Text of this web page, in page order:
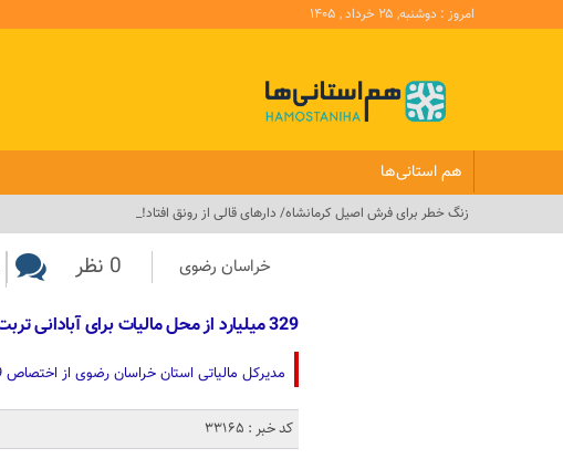
امروز : دوشنبه, ۲۵ خرداد , ۱۴۰۵
هم استانی‌ها
زنگ خطر برای فرش اصیل کرمانشاه/ ‌دارهای قالی از رونق افتاد!_
خراسان رضوی 0 نظر
329 میلیارد از محل مالیات ‌برای آبادانی تربت حیدریه اختصاص یافت
مدیرکل ‌مالیاتی استان خراسان رضوی از اختصاص 329 میلیارد تومان جهت آبادانی تربت حیدریه از محل مالیات خبرداد.
کد خبر : 33165